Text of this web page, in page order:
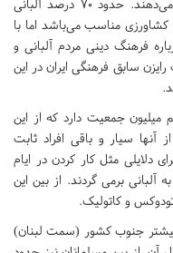
مقدونیه و یونان همسایه هایش را تشکیل می‌دهند. حدود ۷۰ درصد آلبانی
کشور برای کشاورزی مناسب می‌باشد اما با
فرهنگ دینی مردم آلبانی و
سابق فرهنگی ایران در این
میلیون جمعیت دارد که از این
سیار و باقی افراد ثابت
دلایلی مثل کار کردن در ایام
برمی گردند. از بین این
جنوب کشور (سمت لبنان)